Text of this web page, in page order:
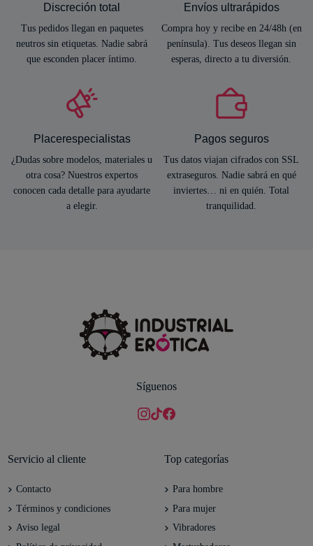
Discreción total
Tus pedidos llegan en paquetes
neutros sin etiquetas. Nadie sabrá
que esconden placer íntimo.
Envíos ultrarápidos
Compra hoy y recibe en 24/48h (en
península). Tus deseos llegan sin
esperas, directo a tu diversión.
Placerespecialistas
¿Dudas sobre modelos, materiales u
otra cosa? Nuestros expertos
conocen cada detalle para ayudarte
a elegir.
Pagos seguros
Tus datos viajan cifrados con SSL
extraseguros. Nadie sabrá en qué
inviertes… ni en quién. Total
tranquilidad.
Síguenos
Servicio al cliente
Contacto
Términos y condiciones
Aviso legal
Top categorías
Para hombre
Para mujer
Vibradores